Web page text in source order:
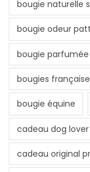
bougie naturelle
bougie odeur
bougie
bougies
bougie équine
cadeau dog
cadeau original